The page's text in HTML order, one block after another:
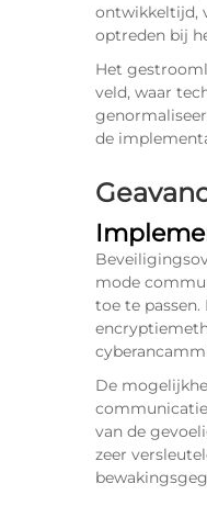
ontwikkeltijd,
optreden bij
Het
veld, waar
de
mode
toe te
De
van de
zeer